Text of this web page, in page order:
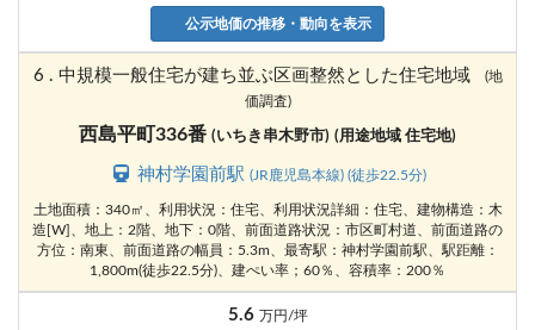
公示地価の推移・動向を表示
6 . 中規模一般住宅が建ち並ぶ区画整然とした住宅地域
(地
価調査)
西島平町336番 (いちき串木野市) (用途地域 住宅地)
神村学園前駅 (JR鹿児島本線) (徒歩22.5分)
土地面積：340㎡、利用状況：住宅、利用状況詳細：住宅、建物構造：木
造[W]、地上：2階、地下：0階、前面道路状況：市区町村道、前面道路の
方位：南東、前面道路の幅員：5.3m、最寄駅：神村学園前駅、駅距離：
1,800m(徒歩22.5分)、建ぺい率；60％、容積率：200％
5.6 万円/坪